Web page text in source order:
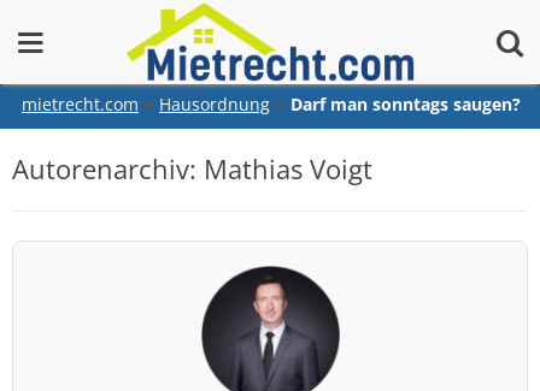
mietrecht.com Hausordnung Darf man sonntags saugen?
Autorenarchiv: Mathias Voigt